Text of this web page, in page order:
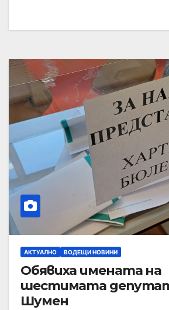
АКТУАЛНО ВОДЕЩИ НОВИНИ
Обявиха имената на
шестимата
Шумен